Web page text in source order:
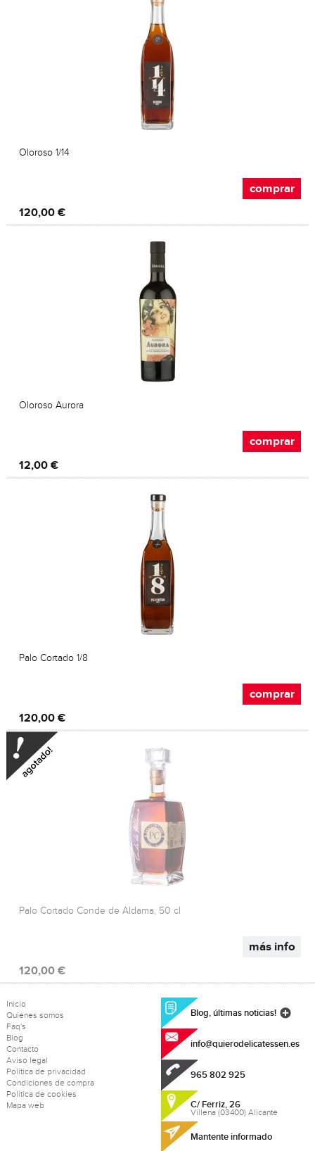
comprar
Oloroso 1/14
120,00 €
comprar
Oloroso Aurora
12,00 €
comprar
Palo Cortado 1/8
120,00 €
más info
Palo Cortado Conde de Aldama, 50 cl
120,00 €
Inicio
Quienes somos
Faq's
Blog
Contacto
Aviso legal
Política de privacidad
Condiciones de compra
Política de cookies
Mapa web
Blog, últimas noticias!
info@quierodelicatessen.es
965 802 925
C/ Ferriz, 26
Villena (03400) Alicante
Mantente informado